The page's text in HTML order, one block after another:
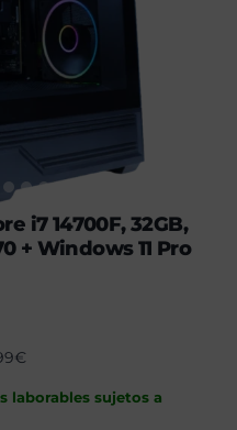
i7 14700F, 32GB,
+ Windows 11 Pro
€
laborables sujetos a